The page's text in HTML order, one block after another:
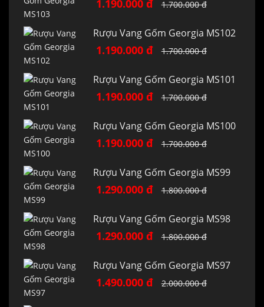
1.190.000 đ 1.700.000 đ
Rượu Vang Gốm Georgia MS102
1.190.000 đ 1.700.000 đ
Rượu Vang Gốm Georgia MS101
1.190.000 đ 1.700.000 đ
Rượu Vang Gốm Georgia MS100
1.190.000 đ 1.700.000 đ
Rượu Vang Gốm Georgia MS99
1.290.000 đ 1.800.000 đ
Rượu Vang Gốm Georgia MS98
1.290.000 đ 1.800.000 đ
Rượu Vang Gốm Georgia MS97
1.490.000 đ 2.000.000 đ